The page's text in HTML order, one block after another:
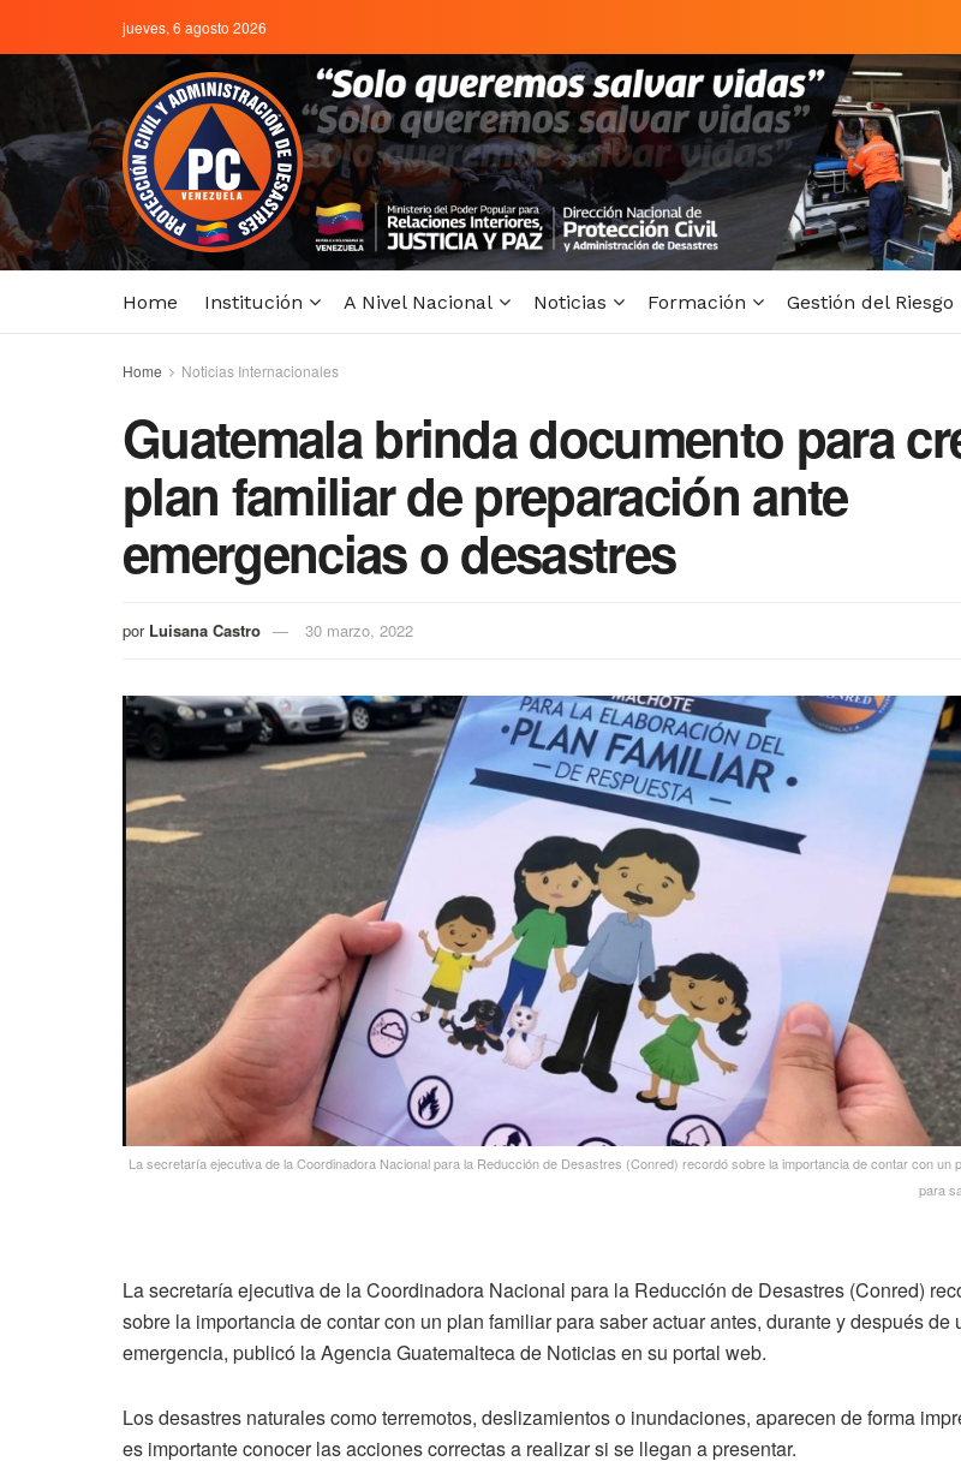
jueves, 6 agosto 2026
Home Institución A Nivel Nacional Noticias Formación Gestión del Riesgo
Home Noticias Internacionales
Guatemala brinda documento para
plan familiar de preparación ante
emergencias o desastres
por Luisana Castro 30 marzo, 2022
La secretaría ejecutiva de la Coordinadora Nacional para la Reducción de Desastres (Conred) recordó sobre la importancia de contar con un
para
La secretaría ejecutiva de la Coordinadora Nacional para la Reducción de Desastres (Conred)
sobre la importancia de contar con un plan familiar para saber actuar antes, durante y después de
emergencia, publicó la Agencia Guatemalteca de Noticias en su portal web.
Los desastres naturales como terremotos, deslizamientos o inundaciones, aparecen de forma
es importante conocer las acciones correctas a realizar si se llegan a presentar.